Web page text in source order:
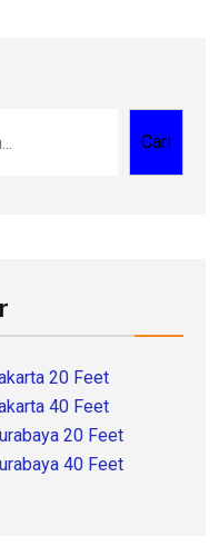
Cari
20 Feet
40 Feet
20 Feet
40 Feet